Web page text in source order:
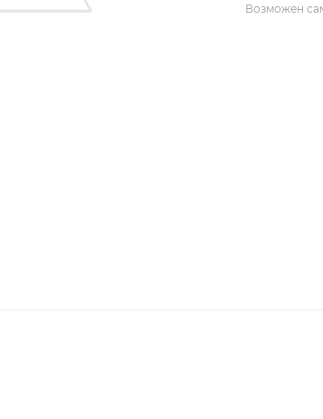
Возможен